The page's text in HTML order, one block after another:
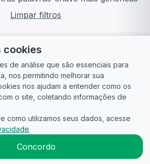
Limpar filtros
Política de
Privacidade
Termos
2026CandidataAI
cookies
de análise que são essenciais para
nos permitindo melhorar sua
nos ajudam a entender como os
o site, coletando informações de
como utilizamos seus dados, acesse
.
Concordo